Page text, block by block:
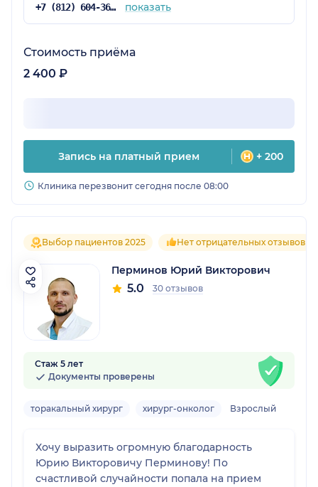
+7 (812) 604-36-34 показать
Стоимость приёма
2 400 ₽
Запись на платный прием + 200
Клиника перезвонит сегодня после 08:00
Выбор пациентов 2025 Нет отрицательных отзывов
Перминов Юрий Викторович
5.0 30 отзывов
Стаж 5 лет
Документы проверены
торакальный хирург хирург-онколог Взрослый
Хочу выразить огромную благодарность
Юрию Викторовичу Перминову! По
счастливой случайности попала на прием